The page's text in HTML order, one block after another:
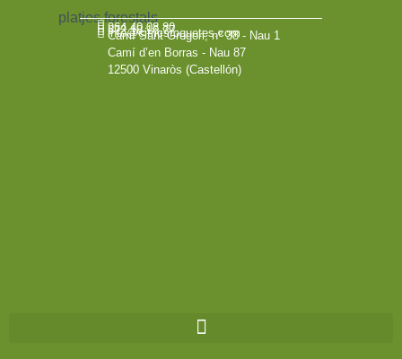
964 40 08 80
672 18 16 77
info@citricsroquetes.com
Camí Sant Gregori, nº 38 - Nau 1
Camí d’en Borras - Nau 87
12500 Vinaròs (Castellón)